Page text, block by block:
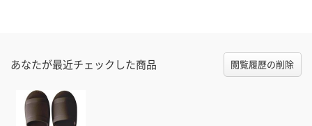
あなたが最近チェックした商品 閲覧履歴の削除